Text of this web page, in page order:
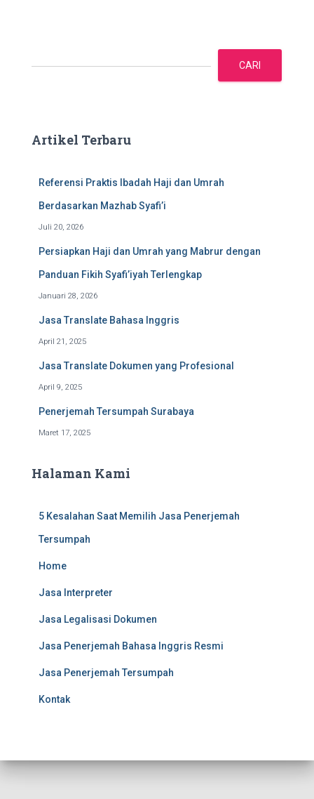
a
CARI
Artikel Terbaru
Referensi Praktis Ibadah Haji dan Umrah
Berdasarkan Mazhab Syafi’i
Juli 20, 2026
Persiapkan Haji dan Umrah yang Mabrur dengan
Panduan Fikih Syafi’iyah Terlengkap
Januari 28, 2026
Jasa Translate Bahasa Inggris
April 21, 2025
Jasa Translate Dokumen yang Profesional
April 9, 2025
Penerjemah Tersumpah Surabaya
Maret 17, 2025
Halaman Kami
5 Kesalahan Saat Memilih Jasa Penerjemah
Tersumpah
Home
Jasa Interpreter
Jasa Legalisasi Dokumen
Jasa Penerjemah Bahasa Inggris Resmi
Jasa Penerjemah Tersumpah
Kontak